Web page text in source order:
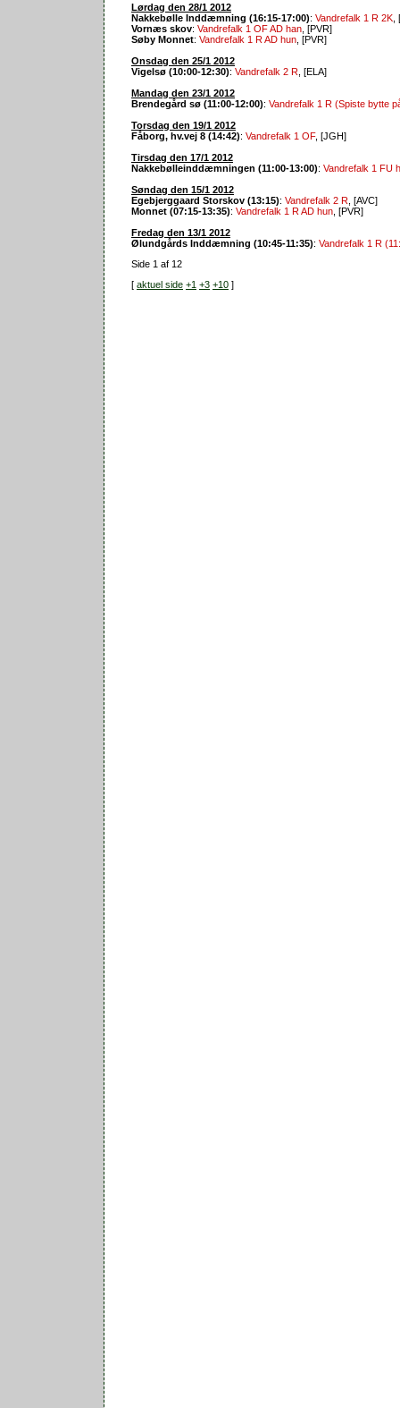
Lørdag den 28/1 2012
Nakkebølle Inddæmning (16:15-17:00): Vandrefalk 1 R 2K
Vornæs skov: Vandrefalk 1 OF AD han , [PVR]
Søby Monnet: Vandrefalk 1 R AD hun , [PVR]
Onsdag den 25/1 2012
Vigelsø (10:00-12:30): Vandrefalk 2 R , [ELA]
Mandag den 23/1 2012
Brendegård sø (11:00-12:00): Vandrefalk 1 R (Spiste bytte
Torsdag den 19/1 2012
Fåborg, hv.vej 8 (14:42): Vandrefalk 1 OF, [JGH]
Tirsdag den 17/1 2012
Nakkebølleinddæmningen (11:00-13:00): Vandrefalk 1 FU
Søndag den 15/1 2012
Egebjerggaard Storskov (13:15): Vandrefalk 2 R , [AVC]
Monnet (07:15-13:35): Vandrefalk 1 R AD hun , [PVR]
Fredag den 13/1 2012
Ølundgårds Inddæmning (10:45-11:35): Vandrefalk 1 R
Side 1 af 12
[ aktuel side +1 +3 +10 ]